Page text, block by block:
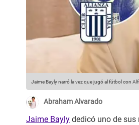
Jaime Bayly narró la vez que jugó al fútbol con
Abraham Alvarado
Jaime Bayly dedicó uno de